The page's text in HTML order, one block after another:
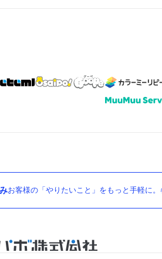
お客様の「やりたいこと」をもっと手軽に